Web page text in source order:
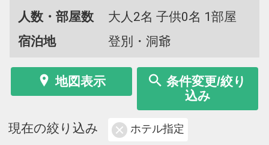
人数・部屋数
大人2名 子供0名 1部屋
宿泊地
登別・洞爺
地図表示
条件変更/絞り
込み
現在の絞り込み ホテル指定